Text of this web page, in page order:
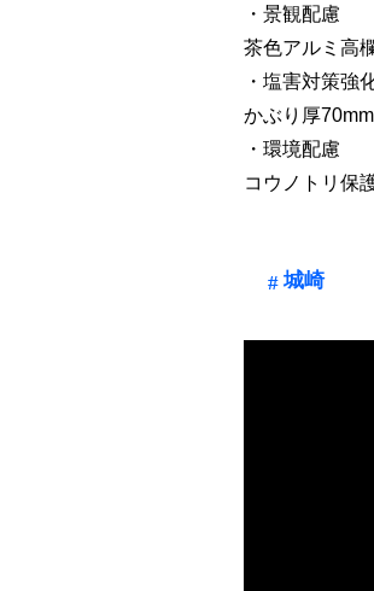
・景観配慮
茶色アルミ高
・塩害対策強
かぶり厚
・環境配慮
コウノトリ保
城崎